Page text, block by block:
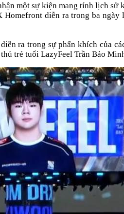
một sự kiện mang tính lịch
diễn ra trong ba
ra trong sự phấn khích của
trẻ tuổi LazyFeel Trần Bảo